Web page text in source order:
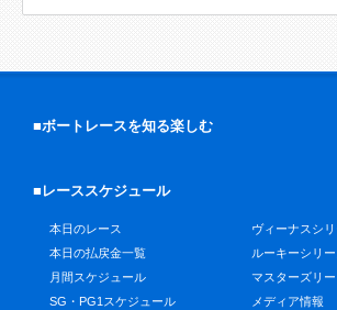
■ボートレースを知る楽しむ
■レーススケジュール
本日のレース
本日の払戻金一覧
月間スケジュール
SG・PG1スケジュール
ヴィーナスシ
ルーキーシリ
マスターズリ
メディア情報